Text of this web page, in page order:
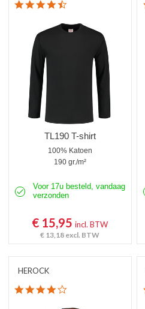
TL190 T-shirt
100% Katoen
190 gr./m²
Voor 17u besteld, vandaag
verzonden
€ 15,95incl. BTW
€ 13,18 excl. BTW
HEROCK
4.0 star rating